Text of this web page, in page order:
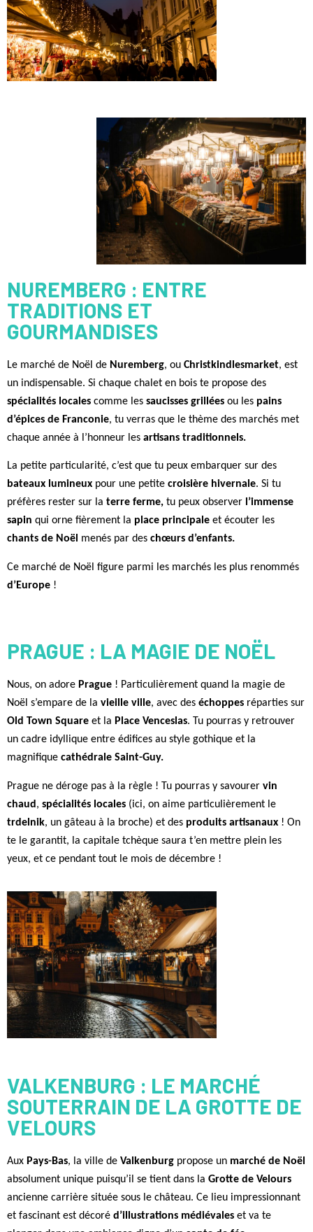
NUREMBERG : ENTRE
TRADITIONS ET
GOURMANDISES
Le marché de Noël de Nuremberg, ou Christkindlesmarket, est
un indispensable. Si chaque chalet en bois te propose des
spécialités locales comme les saucisses grillées ou les pains
d’épices de Franconie, tu verras que le thème des marchés met
chaque année à l’honneur les artisans traditionnels.
La petite particularité, c’est que tu peux embarquer sur des
bateaux lumineux pour une petite croisière hivernale. Si tu
préfères rester sur la terre ferme, tu peux observer l’immense
sapin qui orne fièrement la place principale et écouter les
chants de Noël menés par des chœurs d’enfants.
Ce marché de Noël figure parmi les marchés les plus renommés
d’Europe !
PRAGUE : LA MAGIE DE NOËL
Nous, on adore Prague ! Particulièrement quand la magie de
Noël s’empare de la vieille ville, avec des échoppes réparties sur
Old Town Square et la Place Venceslas. Tu pourras y retrouver
un cadre idyllique entre édifices au style gothique et la
magnifique cathédrale Saint-Guy.
Prague ne déroge pas à la règle ! Tu pourras y savourer vin
chaud , spécialités locales (ici, on aime particulièrement le
trdelnik, un gâteau à la broche) et des produits artisanaux ! On
te le garantit, la capitale tchèque saura t’en mettre plein les
yeux, et ce pendant tout le mois de décembre !
VALKENBURG : LE MARCHÉ
SOUTERRAIN DE LA GROTTE DE
VELOURS
Aux Pays-Bas, la ville de Valkenburg propose un marché de Noël
absolument unique puisqu’il se tient dans la Grotte de Velours
ancienne carrière située sous le château. Ce lieu impressionnant
et fascinant est décoré d’illustrations médiévales et va te